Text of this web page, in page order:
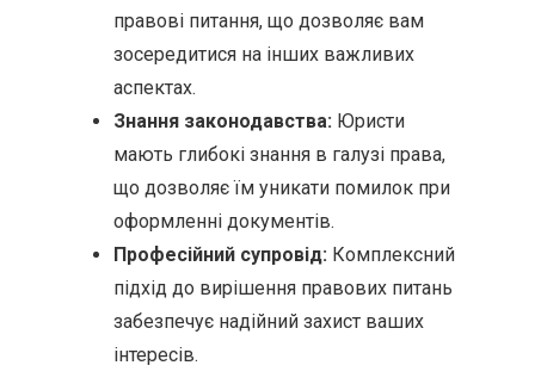
правові питання, що дозволяє вам
зосередитися на інших важливих
аспектах.
Знання законодавства: Юристи
мають глибокі знання в галузі права,
що дозволяє їм уникати помилок при
оформленні документів.
Професійний супровід: Комплексний
підхід до вирішення правових питань
забезпечує надійний захист ваших
інтересів.